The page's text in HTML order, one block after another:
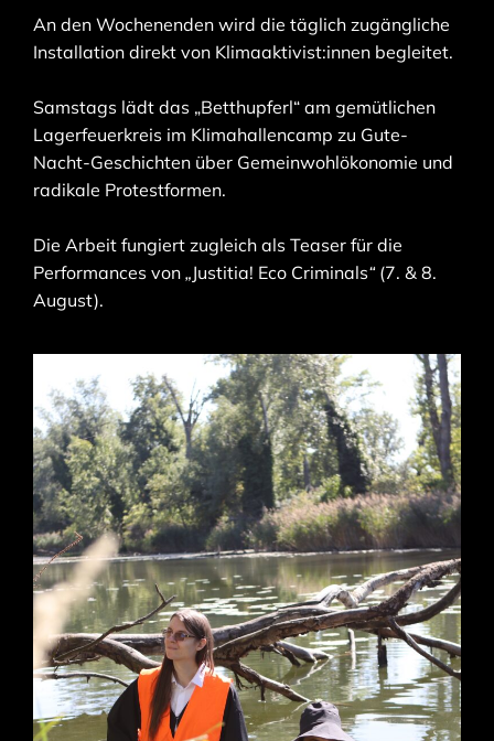
An den Wochenenden wird die täglich zugängliche
Installation direkt von Klimaaktivist:innen begleitet.
Samstags lädt das „Betthupferl“ am gemütlichen
Lagerfeuerkreis im Klimahallencamp zu Gute-
Nacht-Geschichten über Gemeinwohlökonomie und
radikale Protestformen.
Die Arbeit fungiert zugleich als Teaser für die
Performances von „Justitia! Eco Criminals“ (7. & 8.
August).